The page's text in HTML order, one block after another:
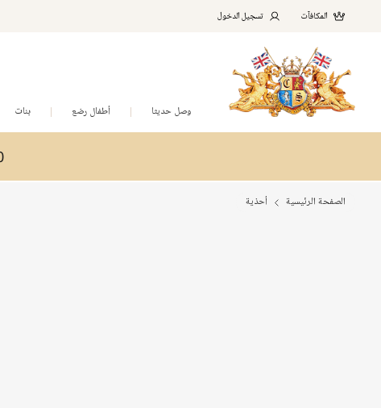
المكافآت تسجيل الدخول
وصل حديثا أطفال رضع بنات
الصفحة الرئيسية أحذية